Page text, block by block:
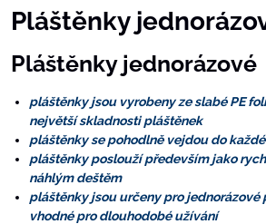
Pláštěnky
Pláštěnky jednorázové
pláštěnky jsou vyrobeny ze slabé PE
největší skladnosti pláštěnek
pláštěnky se pohodlně vejdou do
pláštěnky poslouží především jako
náhlým deštěm
pláštěnky jsou určeny pro jednorázové
vhodné pro dlouhodobé užívání